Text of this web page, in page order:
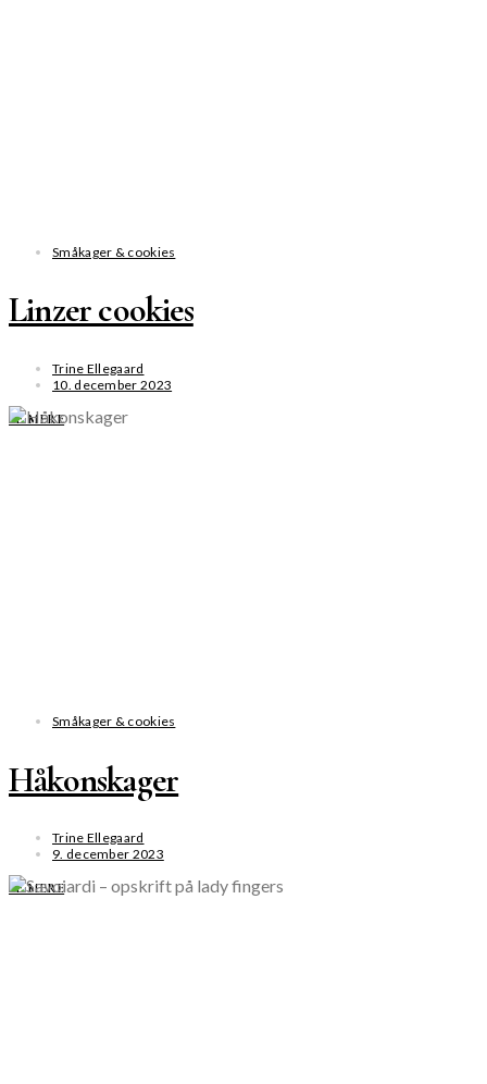
Småkager & cookies
Linzer cookies
Trine Ellegaard
10. december 2023
SE MERE
Småkager & cookies
Håkonskager
Trine Ellegaard
9. december 2023
SE MERE